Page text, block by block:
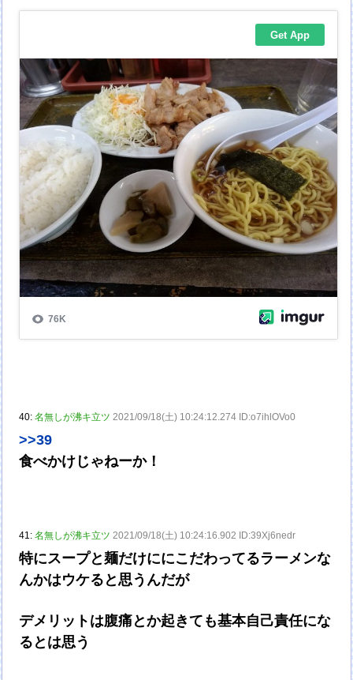
40:名無しが沸キ立ツ 2021/09/18(土) 10:24:12.274 ID:o7ihlOVo0
>>39
食べかけじゃねーか！
41:名無しが沸キ立ツ 2021/09/18(土) 10:24:16.902 ID:39Xj6nedr
特にスープと麺だけににこだわってるラーメンな
んかはウケると思うんだが
デメリットは腹痛とか起きても基本自己責任にな
るとは思う